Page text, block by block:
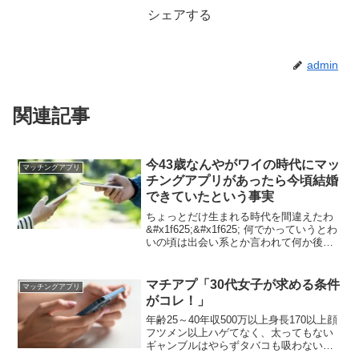
シェアする
admin
関連記事
マッチングアプリ
今43歳なんやがワイの時代にマッ
チングアプリがあったら今頃結婚
できていたという事実
ちょっとだけ生まれる時代を間違えたわ
&#x1f625;&#x1f625; 何でかっていうとわ
いの頃は出会い系とか言われて何か後ろ
フォーからいいねくるわ 今から38くらい
の女捕まえろよ
マッチングアプリ
マチアプ「30代女子が求める条件
がコレ！」
年齢25～40年収500万以上身長170以上顔
フツメン以上ハゲてなく、太ってもない
ギャンブルはやらずタバコも吸わない優